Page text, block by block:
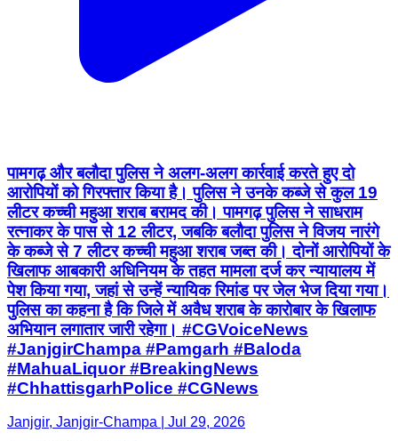
पामगढ़ और बलौदा पुलिस ने अलग-अलग कार्रवाई करते हुए दो
आरोपियों को गिरफ्तार किया है। पुलिस ने उनके कब्जे से कुल 19
लीटर कच्ची महुआ शराब बरामद की। पामगढ़ पुलिस ने साधराम
रत्नाकर के पास से 12 लीटर, जबकि बलौदा पुलिस ने विजय नारंगे
के कब्जे से 7 लीटर कच्ची महुआ शराब जब्त की। दोनों आरोपियों के
खिलाफ आबकारी अधिनियम के तहत मामला दर्ज कर न्यायालय में
पेश किया गया, जहां से उन्हें न्यायिक रिमांड पर जेल भेज दिया गया।
पुलिस का कहना है कि जिले में अवैध शराब के कारोबार के खिलाफ
अभियान लगातार जारी रहेगा। #CGVoiceNews
#JanjgirChampa #Pamgarh #Baloda
#MahuaLiquor #BreakingNews
#ChhattisgarhPolice #CGNews
Janjgir, Janjgir-Champa | Jul 29, 2026